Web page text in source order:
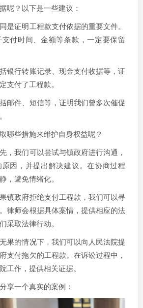
呢？以下是一些建议：
是证明工程款支付依据的重要文件。
付时间、金额等条款，一定要保留
银行转账记录、现金支付收据等，证
支付了工程款。
邮件、短信等，证明我们曾多次催促
哪些措施来维护自身权益呢？
，我们可以尝试与镇政府进行沟通，
因，并提出解决建议。在协商过程
，避免情绪化。
镇政府拒绝支付工程款，我们可以寻
律师会根据具体案情，提供相应的法
采取法律行动。
果的情况下，我们可以向人民法院提
支付拖欠的工程款。在诉讼过程中，
工作，提供相关证据。
享一个真实的案例：